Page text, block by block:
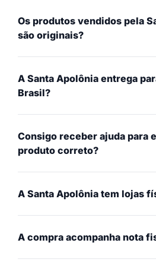
Os produtos vendidos pela
são originais?
A Santa Apolônia entrega
Brasil?
Consigo receber ajuda para
produto correto?
A Santa Apolônia tem lojas
A compra acompanha nota